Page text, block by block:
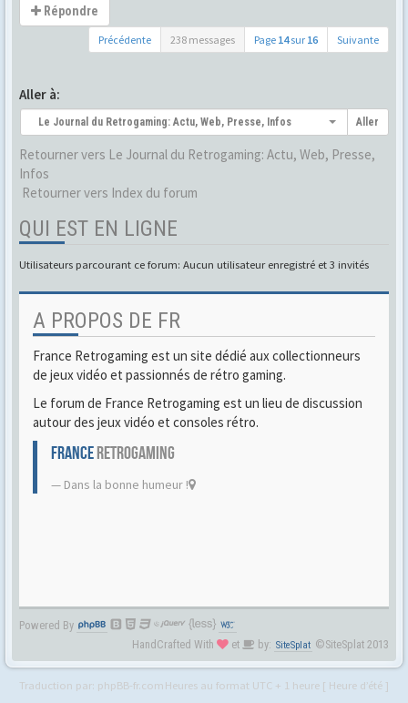
Répondre
Précédente 238 messages Page 14sur 16 Suivante
Aller à:
Le Journal du Retrogaming: Actu, Web, Presse, Infos Aller
Retourner vers Le Journal du Retrogaming: Actu, Web, Presse,
Infos
Retourner vers Index du forum
QUI EST EN LIGNE
Utilisateurs parcourant ce forum: Aucun utilisateur enregistré et 3 invités
A PROPOS DE FR
France Retrogaming est un site dédié aux collectionneurs
de jeux vidéo et passionnés de rétro gaming.
Le forum de France Retrogaming est un lieu de discussion
autour des jeux vidéo et consoles rétro.
FRANCERETROGAMING
Dans la bonne humeur !
Powered By
HandCrafted With
et by: SiteSplat ©SiteSplat 2013
Traduction par: phpBB-fr.comHeures au format UTC + 1 heure [ Heure d’été ]